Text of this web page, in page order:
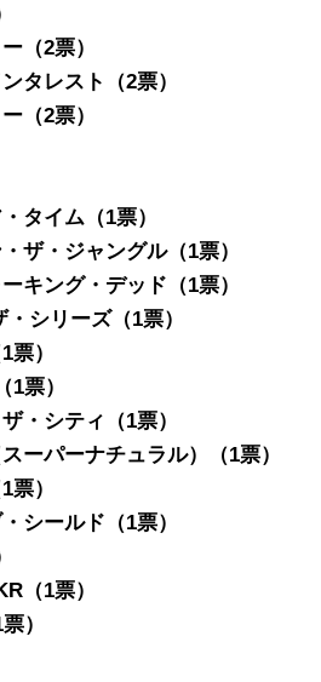
（2票）
タレスト（2票）
（2票）
タイム（1票）
ザ・ジャングル（1票）
キング・デッド（1票）
シリーズ（1票）
票）
1票）
・シティ（1票）
ーパーナチュラル）（1票）
票）
シールド（1票）
（1票）
）